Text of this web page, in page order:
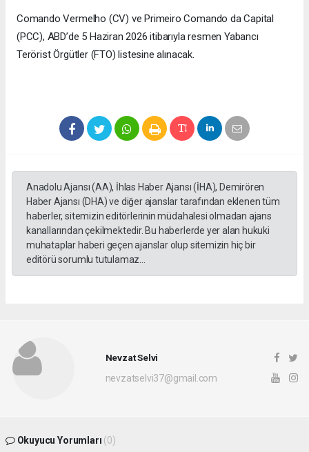
Comando Vermelho (CV) ve Primeiro Comando da Capital
(PCC), ABD’de 5 Haziran 2026 itibarıyla resmen Yabancı
Terörist Örgütler (FTO) listesine alınacak.
Anadolu Ajansı (AA), İhlas Haber Ajansı (İHA), Demirören
Haber Ajansı (DHA) ve diğer ajanslar tarafından eklenen tüm
haberler, sitemizin editörlerinin müdahalesi olmadan ajans
kanallarından çekilmektedir. Bu haberlerde yer alan hukuki
muhataplar haberi geçen ajanslar olup sitemizin hiç bir
editörü sorumlu tutulamaz...
Nevzat Selvi
nevzatselvi37@gmail.com
Okuyucu Yorumları (0)